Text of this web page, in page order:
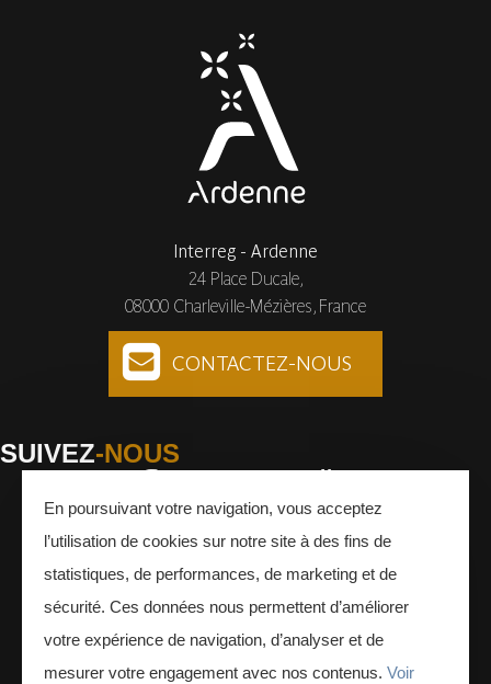
Interreg - Ardenne
24 Place Ducale,
08000 Charleville-Mézières, France
CONTACTEZ-NOUS
SUIVEZ-NOUS
Facebook Instagram Youtube
En poursuivant votre navigation, vous acceptez
l’utilisation de cookies sur notre site à des fins de
statistiques, de performances, de marketing et de
sécurité. Ces données nous permettent d’améliorer
votre expérience de navigation, d’analyser et de
mesurer votre engagement avec nos contenus. Voir